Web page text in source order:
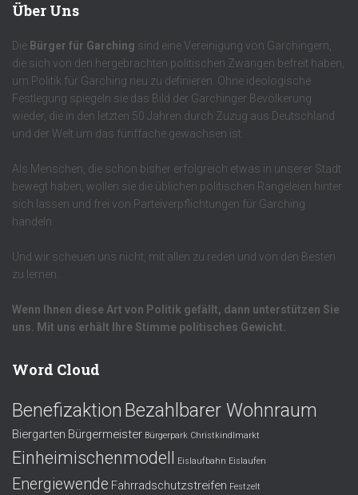
Über Uns
Die Bürger für Garching sind eine Vereinigung von Garchingern,
die sich von den hergebrachten politischen Zwängen befreit haben,
um Politik für Garching neu zu definieren. Ohne ideologische
Festlegung spiegeln sie das Bild der Garchinger Bevölkerung
wieder, die in den letzten 50 Jahren durch Zuzug aus Deutschland
und der Welt um das fünffache gewachsen ist.
Als Menschen, die schon bisher erfolgreich etwas in unserer Stadt
bewegt haben, wollen sie die üblichen politischen Rangeleien hinter
sich lassen und frei von Parteiverpflichtungen für Garching
handeln.
Und wir scheuen uns nicht, mit allen zu reden und von den Besten
zu lernen.
Wenn Ihnen diese Art von Politik gefällt, dann unterstützen Sie
uns. Mit uns erhält Ihre Stimme politisches Gewicht.
Word Cloud
Benefizaktion Bezahlbarer Wohnraum
Biergarten Bürgermeister Bürgerpark Christkindlmarkt
Einheimischenmodell Eislaufbahn Eislaufen
Energiewende Fahrradschutzstreifen Festzelt